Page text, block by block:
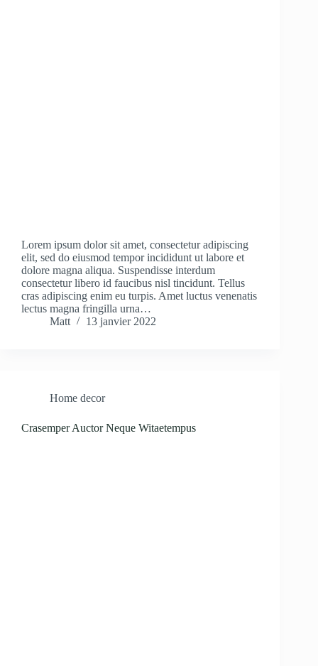
Lorem ipsum dolor sit amet, consectetur adipiscing
elit, sed do eiusmod tempor incididunt ut labore et
dolore magna aliqua. Suspendisse interdum
consectetur libero id faucibus nisl tincidunt. Tellus
cras adipiscing enim eu turpis. Amet luctus venenatis
lectus magna fringilla urna…
Matt
13 janvier 2022
Home decor
Crasemper Auctor Neque Witaetempus